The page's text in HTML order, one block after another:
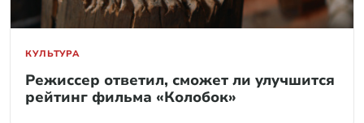
КУЛЬТУРА
Режиссер ответил, сможет ли улучшится
рейтинг фильма «Колобок»